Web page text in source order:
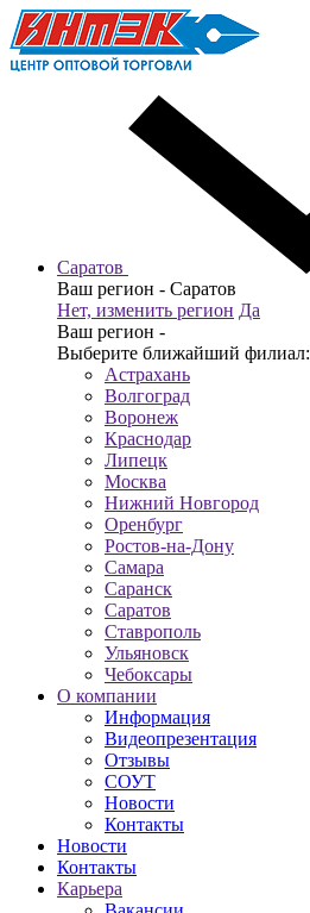
Саратов
Ваш регион - Саратов
Нет, изменить регион Да
Ваш регион -
Выберите ближайший филиал:
Астрахань
Волгоград
Воронеж
Краснодар
Липецк
Москва
Нижний Новгород
Оренбург
Ростов-на-Дону
Самара
Саранск
Саратов
Ставрополь
Ульяновск
Чебоксары
О компании
Информация
Видеопрезентация
Отзывы
СОУТ
Новости
Контакты
Новости
Контакты
Карьера